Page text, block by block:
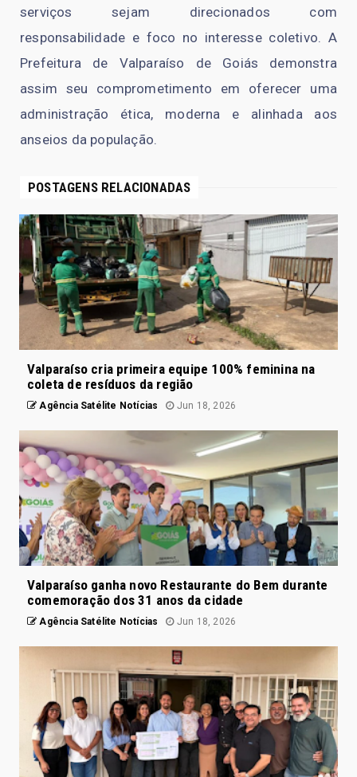
serviços sejam direcionados com
responsabilidade e foco no interesse coletivo. A
Prefeitura de Valparaíso de Goiás demonstra
assim seu comprometimento em oferecer uma
administração ética, moderna e alinhada aos
anseios da população.
POSTAGENS RELACIONADAS
Valparaíso cria primeira equipe 100% feminina na
coleta de resíduos da região
Agência Satélite Notícias Jun 18, 2026
Valparaíso ganha novo Restaurante do Bem durante
comemoração dos 31 anos da cidade
Agência Satélite Notícias Jun 18, 2026